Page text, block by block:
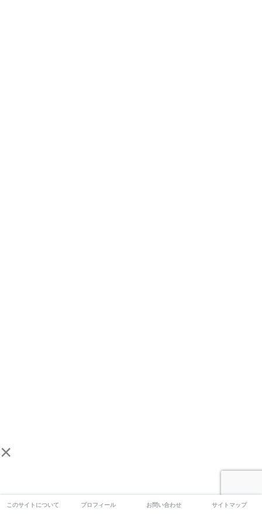
×
このサイトについて プロフィール お問い合わせ サイトマップ